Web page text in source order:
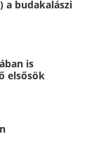
a budakalászi
is
elsősök